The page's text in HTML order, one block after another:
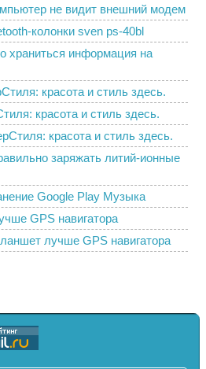
не видит внешний модем
колонки sven ps-40bl
храниться информация на
красота и стиль здесь.
красота и стиль здесь.
красота и стиль здесь.
заряжать литий-ионные
Google Play Музыка
GPS навигатора
лучше GPS навигатора